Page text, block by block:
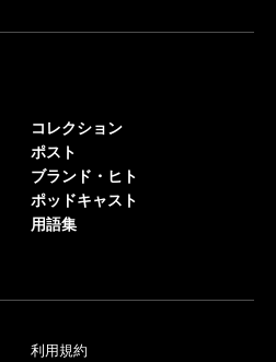
コレクション
ポスト
ブランド・ヒト
ポッドキャスト
用語集
利用規約